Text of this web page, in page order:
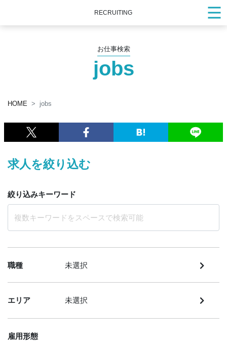
RECRUITING
お仕事検索
jobs
HOME jobs
求人を絞り込む
絞り込みキーワード
職種 未選択
エリア 未選択
雇用形態